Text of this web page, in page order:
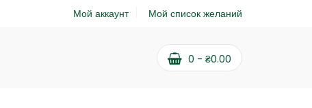
Мой аккаунт Мой список желаний
0 - ₴0.00